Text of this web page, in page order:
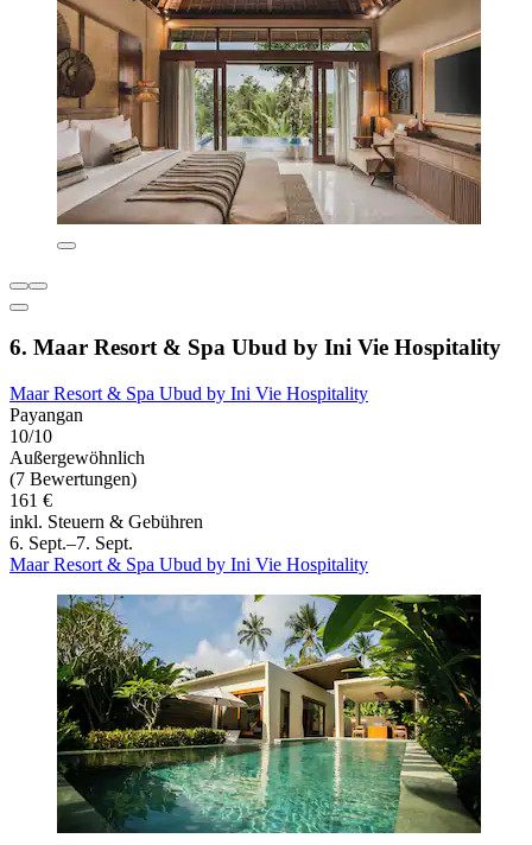
6. Maar Resort & Spa Ubud by Ini Vie Hospitality
Maar Resort & Spa Ubud by Ini Vie Hospitality
Payangan
10/10
Außergewöhnlich
(7 Bewertungen)
161 €
inkl. Steuern & Gebühren
6. Sept.–7. Sept.
Maar Resort & Spa Ubud by Ini Vie Hospitality